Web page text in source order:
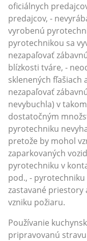
oficiálnych
predajcov, -
vyrobenú
pyrotechnikou sa
nezapaľovať
blízkosti tváre, -
sklenených fľašiach
nezapaľovať
nevybuchla) v
dostatočným
pyrotechniku
pretože by mohol
zaparkovaných
pyrotechniku v
pod., -
zastavané priestory
vzniku požiaru.
Používanie
pripravovanú